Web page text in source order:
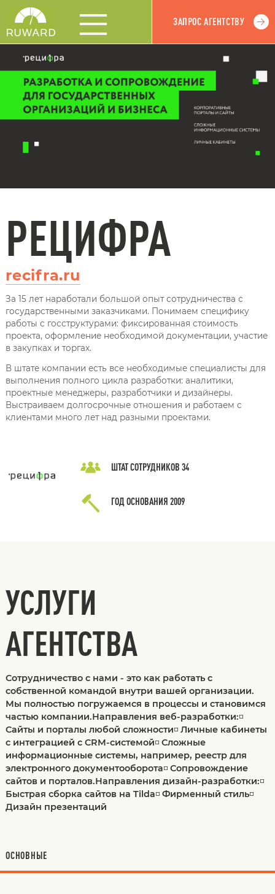
ЗАПРОС АГЕНТСТВУ
РЕЦИФРА
recifra.ru
За 15 лет наработали большой опыт сотрудничества с
государственными заказчиками. Понимаем специфику
работы с госструктурами: фиксированная стоимость
проекта, оформление необходимой документации, участие
в закупках и торгах.
В штате компании есть все необходимые специалисты для
выполнения полного цикла разработки: аналитики,
проектные менеджеры, разработчики и дизайнеры.
Выстраиваем долгосрочные отношения и работаем с
клиентами много лет над разными проектами.
ШТАТ СОТРУДНИКОВ 34
ГОД ОСНОВАНИЯ 2009
УСЛУГИ
АГЕНТСТВА
Сотрудничество с нами - это как работать с
собственной командой внутри вашей организации.
Мы полностью погружаемся в процессы и становимся
частью компании.Направления веб-разработки:◽
Сайты и порталы любой сложности◽ Личные кабинеты
с интеграцией с CRM-системой◽ Сложные
информационные системы, например, реестр для
электронного документооборота◽ Сопровождение
сайтов и порталов.Направления дизайн-разработки:◽
Быстрая сборка сайтов на Tilda◽ Фирменный стиль◽
Дизайн презентаций
ОСНОВНЫЕ